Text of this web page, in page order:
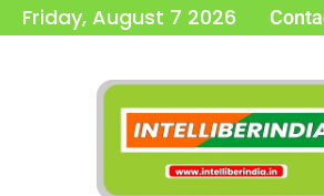
Friday, August 7 2026